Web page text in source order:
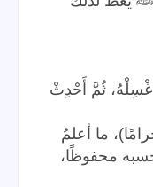
ثُمَّ أَحْدِثْ
ما أعلمُ
محفوظًا،